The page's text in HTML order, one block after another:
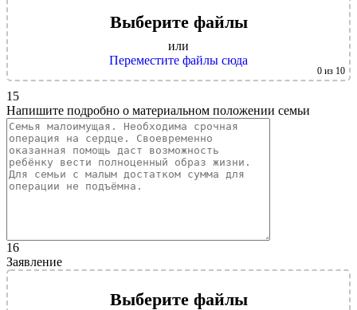
Выберите файлы
или
Переместите файлы сюда
0 из 10
15
Напишите подробно о материальном положении семьи
16
Заявление
Выберите файлы